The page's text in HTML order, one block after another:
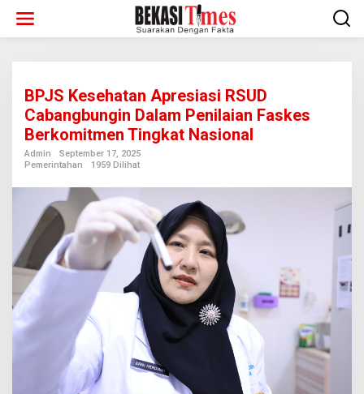
konten
BPJS Kesehatan Apresiasi RSUD
Cabangbungin Dalam Penilaian Faskes
Berkomitmen Tingkat Nasional
Admin
September 17, 2025
Pemerintahan
1959 Dilihat